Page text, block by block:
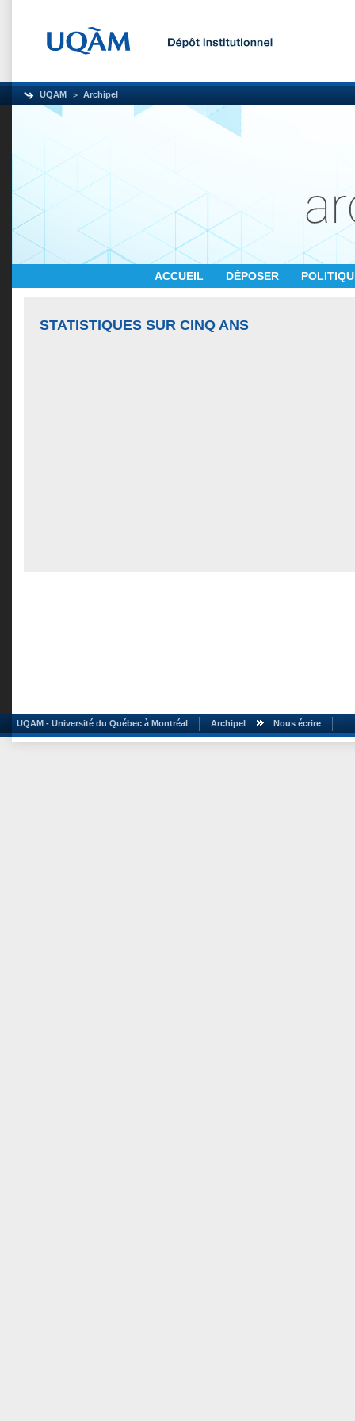
UQAM Archipel
ACCUEIL DÉPOSER
STATISTIQUES SUR CINQ ANS
UQAM - Université du Québec à Montréal Archipel Nous écrire